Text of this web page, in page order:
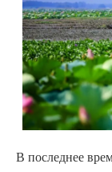
В последнее